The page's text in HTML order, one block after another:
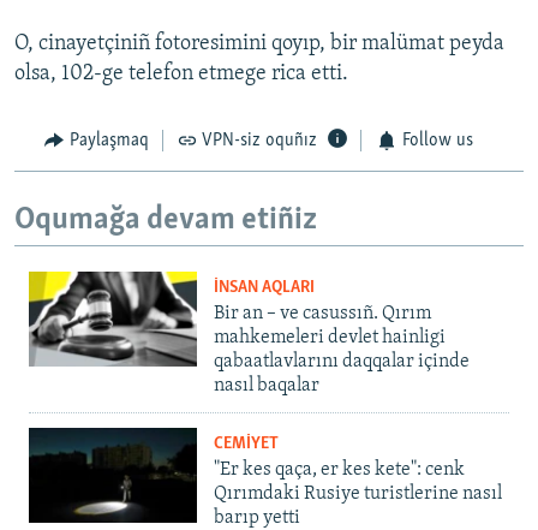
O, cinayetçiniñ fotoresimini qoyıp, bir malümat peyda
olsa, 102-ge telefon etmege rica etti.
Paylaşmaq VPN-siz oquñız Follow us
Oqumağa devam etiñiz
İNSAN AQLARI
Bir an – ve casussıñ. Qırım
mahkemeleri devlet hainligi
qabaatlavlarını daqqalar içinde
nasıl baqalar
CEMİYET
"Er kes qaça, er kes kete": cenk
Qırımdaki Rusiye turistlerine nasıl
barıp yetti